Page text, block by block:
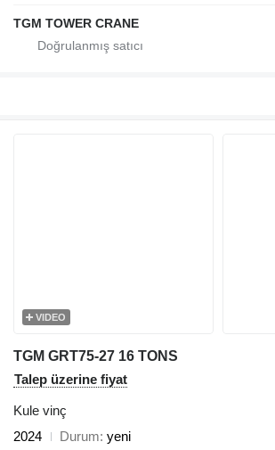
TGM TOWER CRANE
VIDEO
TGM GRT75-27 16 TONS
Talep üzerine fiyat
Kule vinç
2024
Durum yeni